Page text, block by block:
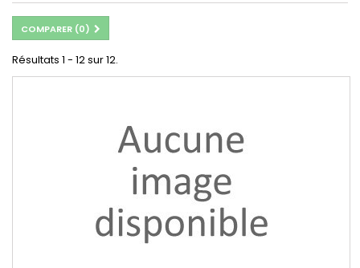
COMPARER (0)
Résultats 1 - 12 sur 12.